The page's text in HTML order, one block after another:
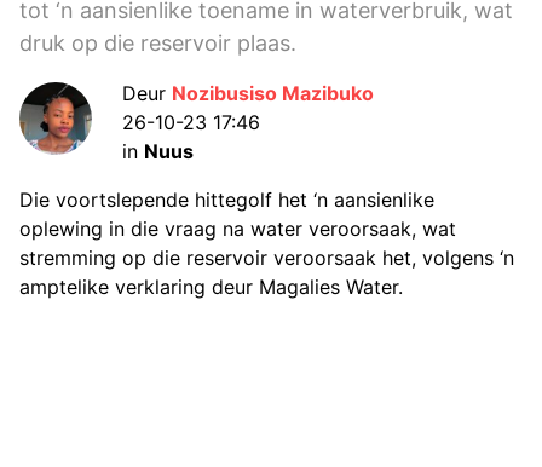
tot ‘n aansienlike toename in waterverbruik, wat
druk op die reservoir plaas.
Deur Nozibusiso Mazibuko
26-10-23 17:46
in Nuus
Die voortslepende hittegolf het ‘n aansienlike
oplewing in die vraag na water veroorsaak, wat
stremming op die reservoir veroorsaak het, volgens ‘n
amptelike verklaring deur Magalies Water.